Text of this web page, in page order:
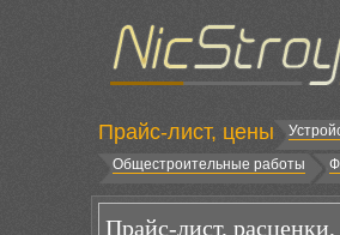
Прайс-лист, цены
Общестроительные работы
Прайс-лист, расценки,